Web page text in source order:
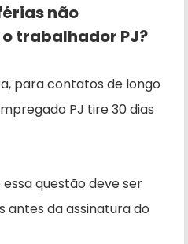
não
trabalhador PJ?
para contatos de longo
PJ tire 30 dias
questão deve ser
antes da assinatura do